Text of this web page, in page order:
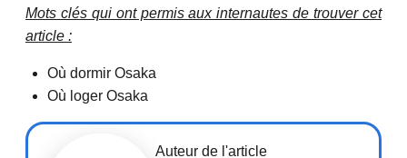
Mots clés qui ont permis aux internautes de trouver cet
article :
Où dormir Osaka
Où loger Osaka
Auteur de l'article